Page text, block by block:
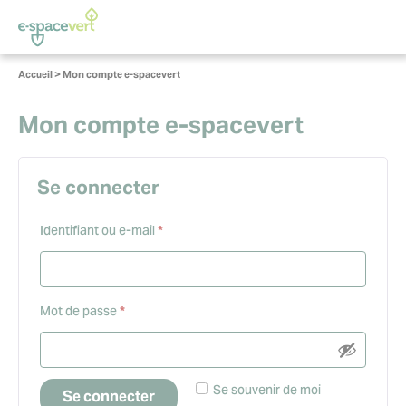
Panneau de gestion des cookies
Vous
Accueil>Mon compte e-spacevert
Mon compte e-spacevert
Se connecter
Identifiant ou e-mail *Obligatoire
Mot de passe*Obligatoire
Se souvenir de moi
Se connecter